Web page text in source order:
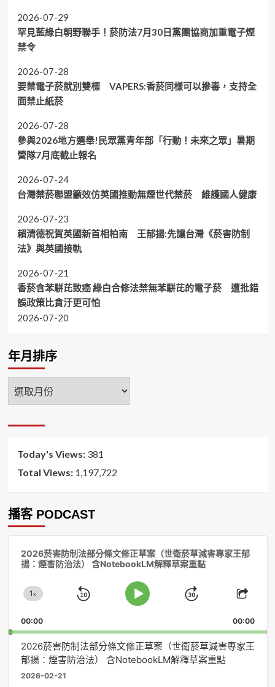
2026-07-29
罕見藍綠白朝野聯手！菸防法7月30日黨團協商加重電子煙
禁令
2026-07-28
要禁電子菸就別雙標 VAPERS:香菸同樣可以摻毒，支持全
面禁止紙菸
2026-07-28
參與2026地方選舉!民眾黨青年部「行動！未來之眾」暑期
營隊7月底截止報名
2026-07-24
台灣禁菸聯盟籲效仿英國推動無煙世代禁菸 維護國人健康
2026-07-23
賴清德祝賀英國新首相柏南 王郁揚:先讓台灣《菸害防制
法》與英國接軌
2026-07-21
香菸含苯駢芘致癌 綠白合修法禁無苯駢芘的電子菸 遭批錯
誤政策比貪汙更可怕
2026-07-20
年月排序
年
月
序
Today's Views: 381
Total Views: 1,197,722
播客 PODCAST
2026菸害防制法部分條文修正草案（世衛菸草減害專家王郁
揚：煙害防治法） 含NotebookLM解釋草案重點
Change
Rate
1x
Skip
Play
Jump
Forward
Share
00:00 00:00
2026菸害防制法部分條文修正草案（世衛菸草減害專家王
郁揚：煙害防治法） 含NotebookLM解釋草案重點
2026-02-21